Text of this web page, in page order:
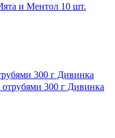
и Ментол 10 шт.
300 г Дивинка